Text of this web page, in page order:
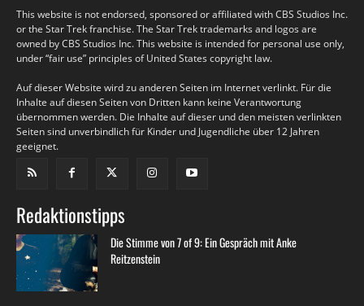
This website is not endorsed, sponsored or affiliated with CBS Studios Inc.
or the Star Trek franchise. The Star Trek trademarks and logos are
owned by CBS Studios Inc. This website is intended for personal use only,
under “fair use” principles of United States copyright law.
Auf dieser Website wird zu anderen Seiten im Internet verlinkt. Für die
Inhalte auf diesen Seiten von Dritten kann keine Verantwortung
übernommen werden. Die Inhalte auf dieser und den meisten verlinkten
Seiten sind unverbindlich für Kinder und Jugendliche über 12 Jahren
geeignet.
Redaktionstipps
Die Stimme von 7 of 9: Ein Gespräch mit Anke
Reitzenstein